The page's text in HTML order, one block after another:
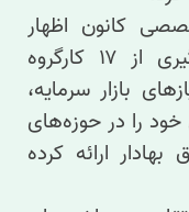
کانون اظهار
داشت: کانون کارگزاران با بهره‌گیری از ۱۷ کارگروه
بازار سرمایه،
را در حوزه‌های
ارائه کرده